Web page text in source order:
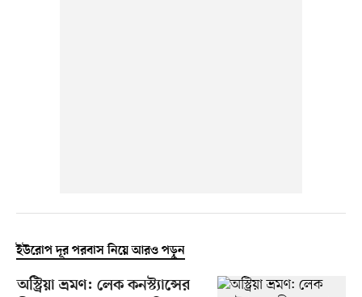
ইউরোপ দূর পরবাস নিয়ে আরও পড়ুন
অস্ট্রিয়া ভ্রমণ: লেক কনস্ট্যান্সের